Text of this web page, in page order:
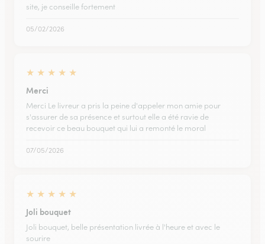
site, je conseille fortement
05/02/2026
★ ★ ★ ★ ★
Merci
Merci Le livreur a pris la peine d'appeler mon amie pour
s'assurer de sa présence et surtout elle a été ravie de
recevoir ce beau bouquet qui lui a remonté le moral
07/05/2026
★ ★ ★ ★ ★
Joli bouquet
Joli bouquet, belle présentation livrée à l'heure et avec le
sourire